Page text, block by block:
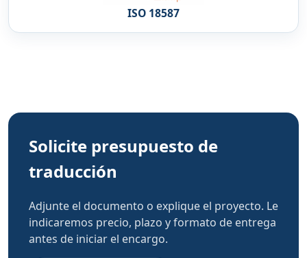
ISO 18587
Solicite presupuesto de
traducción
Adjunte el documento o explique el proyecto. Le
indicaremos precio, plazo y formato de entrega
antes de iniciar el encargo.